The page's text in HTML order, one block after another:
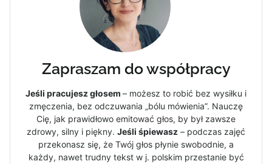
Zapraszam do współpracy
Jeśli pracujesz głosem – możesz to robić bez wysiłku i
zmęczenia, bez odczuwania „bólu mówienia”. Nauczę
Cię, jak prawidłowo emitować głos, by był zawsze
zdrowy, silny i piękny. Jeśli śpiewasz – podczas zajęć
przekonasz się, że Twój głos płynie swobodnie, a
każdy, nawet trudny tekst w j. polskim przestanie być